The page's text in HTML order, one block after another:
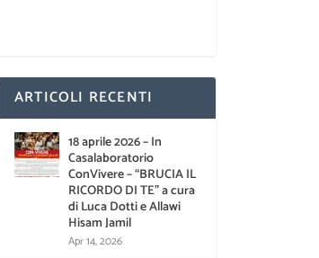
ARTICOLI RECENTI
18 aprile 2026 – In
Casalaboratorio
ConVivere – “BRUCIA IL
RICORDO DI TE” a cura
di Luca Dotti e Allawi
Hisam Jamil
Apr 14, 2026